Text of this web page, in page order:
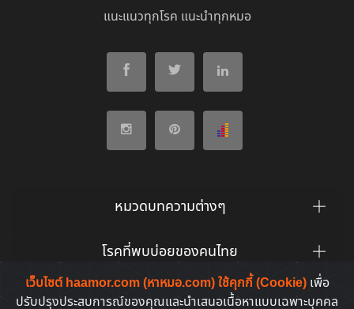
เว็บไซต์ haamor.com (หาหมอ.com) ใช้คุกกี้ (Cookie) เพื่อ
ปรับปรุงประสบการณ์ของคุณและนำเสนอเนื้อหาแบบเฉพาะบุคคล
แนะแนวทุกโรค แนะนำทุกหมอ
หมวดบทความต่างๆ
โรคที่พบบ่อยของคนไทย
ยาที่คนไทยค้นหาบ่อย